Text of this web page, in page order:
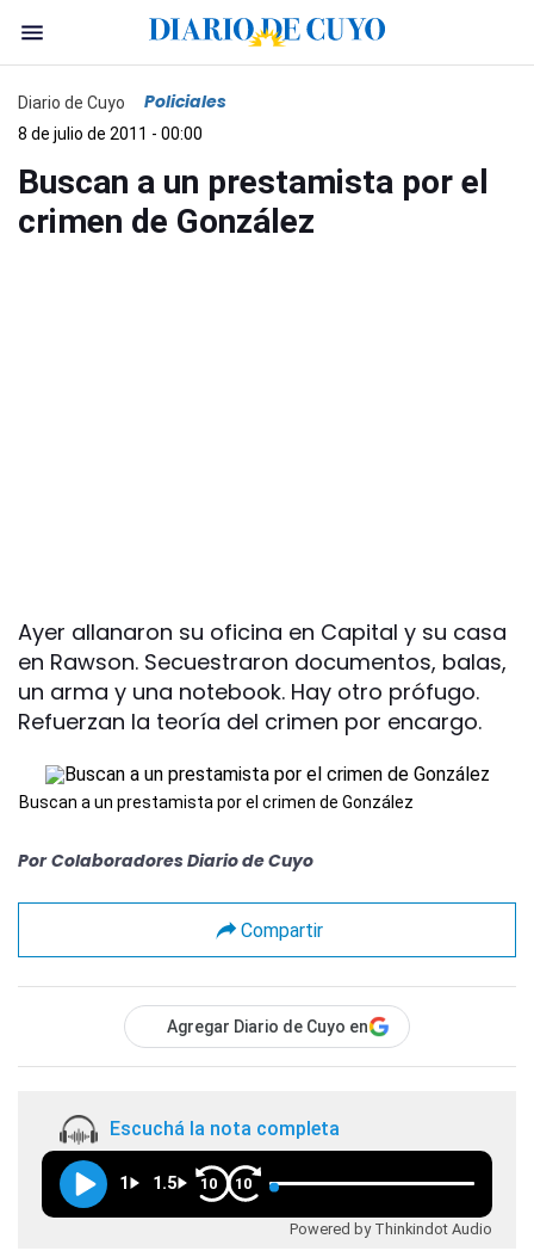
Diario de Cuyo Policiales
8 de julio de 2011 - 00:00
Buscan a un prestamista por el
crimen de González
Ayer allanaron su oficina en Capital y su casa
en Rawson. Secuestraron documentos, balas,
un arma y una notebook. Hay otro prófugo.
Refuerzan la teoría del crimen por encargo.
Buscan a un prestamista por el crimen de González
Por Colaboradores Diario de Cuyo
Compartir
Agregar Diario de Cuyo en
Escuchá la nota completa
1 1.5 10 10
Powered by Thinkindot Audio